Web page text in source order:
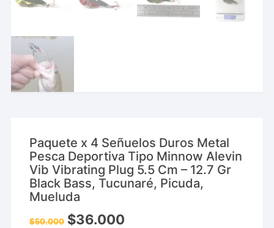
Paquete x 4 Señuelos Duros Metal
Pesca Deportiva Tipo Minnow Alevin
Vib Vibrating Plug 5.5 Cm – 12.7 Gr
Black Bass, Tucunaré, Picuda,
Mueluda
$50.000 $36.000